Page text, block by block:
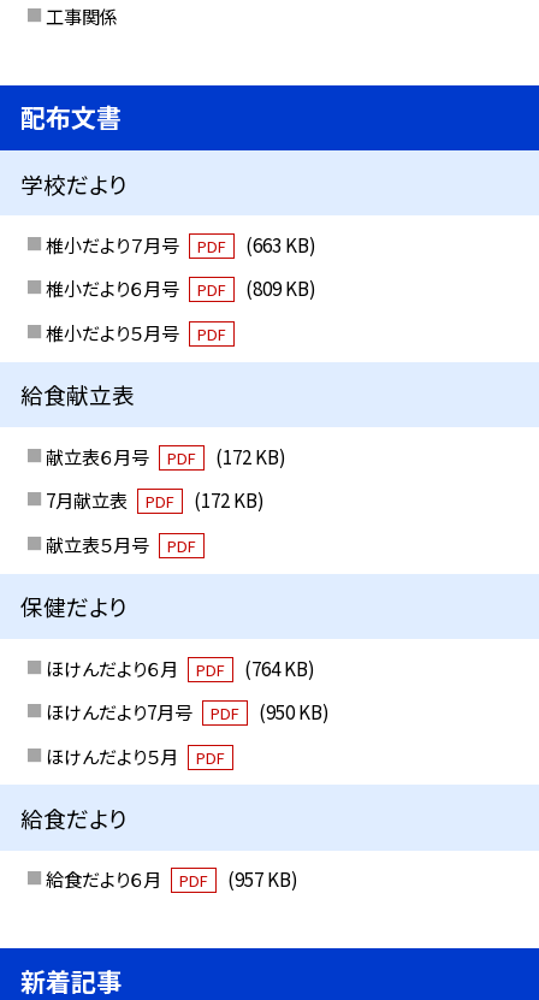
工事関係
配布文書
学校だより
椎小だより７月号 PDF
(663 KB)
椎小だより６月号
PDF
(809 KB)
椎小だより５月号
PDF
給食献立表
献立表６月号 PDF
(172 KB)
7月献立表
PDF
(172 KB)
献立表５月号
PDF
保健だより
ほけんだより６月 PDF
(764 KB)
ほけんだより7月号
PDF
(950 KB)
ほけんだより５月
PDF
給食だより
給食だより６月 PDF (957 KB)
新着記事